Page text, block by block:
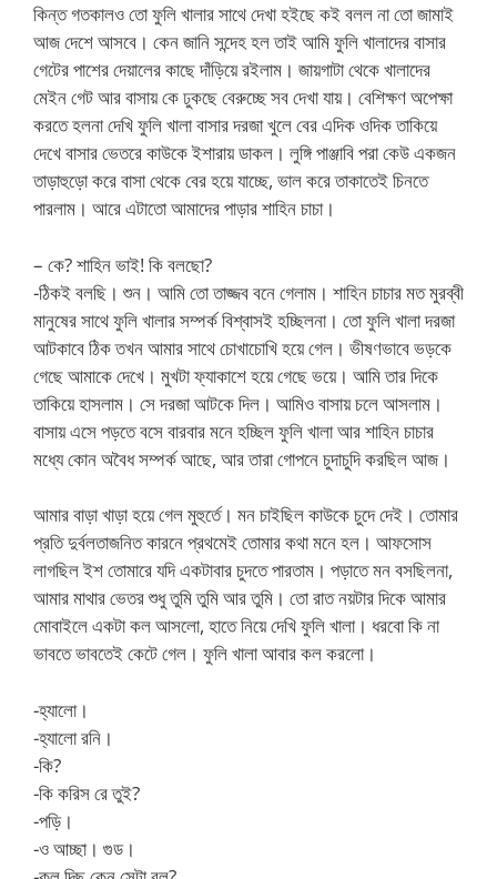
কিন্ত গতকালও তো ফুলি খালার সাথে দেখা হইছে কই বলল না তো জামাই
আজ দেশে আসবে। কেন জানি সন্দেহ হল তাই আমি ফুলি খালাদের বাসার
গেটের পাশের দেয়ালের কাছে দাঁড়িয়ে রইলাম। জায়গাটা থেকে খালাদের
মেইন গেট আর বাসায় কে ঢুকছে বেরুচ্ছে সব দেখা যায়। বেশিক্ষণ অপেক্ষা
করতে হলনা দেখি ফুলি খালা বাসার দরজা খুলে বের এদিক ওদিক তাকিয়ে
দেখে বাসার ভেতরে কাউকে ইশারায় ডাকল। লুঙ্গি পাঞ্জাবি পরা কেউ একজন
তাড়াহুড়ো করে বাসা থেকে বের হয়ে যাচ্ছে, ভাল করে তাকাতেই চিনতে
পারলাম। আরে এটাতো আমাদের পাড়ার শাহিন চাচা।
– কে? শাহিন ভাই! কি বলছো?
-ঠিকই বলছি। শুন। আমি তো তাজ্জব বনে গেলাম। শাহিন চাচার মত মুরব্বী
মানুষের সাথে ফুলি খালার সম্পর্ক বিশ্বাসই হচ্ছিলনা। তো ফুলি খালা দরজা
আটকাবে ঠিক তখন আমার সাথে চোখাচোখি হয়ে গেল। ভীষণভাবে ভড়কে
গেছে আমাকে দেখে। মুখটা ফ্যাকাশে হয়ে গেছে ভয়ে। আমি তার দিকে
তাকিয়ে হাসলাম। সে দরজা আটকে দিল। আমিও বাসায় চলে আসলাম।
বাসায় এসে পড়তে বসে বারবার মনে হচ্ছিল ফুলি খালা আর শাহিন চাচার
মধ্যে কোন অবৈধ সম্পর্ক আছে, আর তারা গোপনে চুদাচুদি করছিল আজ।
আমার বাড়া খাড়া হয়ে গেল মুহুর্তে। মন চাইছিল কাউকে চুদে দেই। তোমার
প্রতি দুর্বলতাজনিত কারনে প্রথমেই তোমার কথা মনে হল। আফসোস
লাগছিল ইশ তোমারে যদি একটাবার চুদতে পারতাম। পড়াতে মন বসছিলনা,
আমার মাথার ভেতর শুধু তুমি তুমি আর তুমি। তো রাত নয়টার দিকে আমার
মোবাইলে একটা কল আসলো, হাতে নিয়ে দেখি ফুলি খালা। ধরবো কি না
ভাবতে ভাবতেই কেটে গেল। ফুলি খালা আবার কল করলো।
-হ্যালো।
-হ্যালো রনি।
-কি?
-কি করিস রে তুই?
-পড়ি।
-ও আচ্ছা। গুড।